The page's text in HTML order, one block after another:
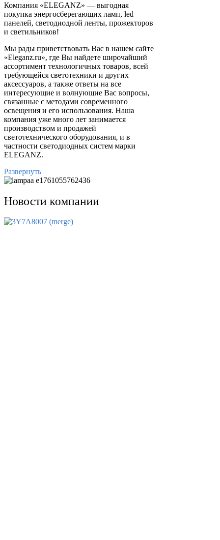
Компания «ELEGANZ» — выгодная
покупка энергосберегающих ламп, led
панелей, светодиодной ленты, прожекторов
и светильников!
Мы рады приветствовать Вас в нашем сайте
«Eleganz.ru», где Вы найдете широчайший
ассортимент технологичных товаров, всей
требующейся светотехники и других
аксессуаров, а также ответы на все
интересующие и волнующие Вас вопросы,
связанные с методами современного
освещения и его использования. Наша
компания уже много лет занимается
производством и продажей
светотехнического оборудования, и в
частности светодиодных систем марки
ELEGANZ.
Развернуть
Новости компании